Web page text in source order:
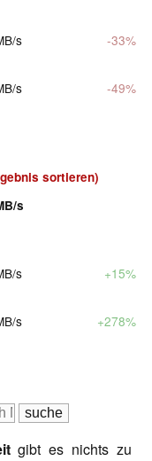
s -33%
s -49%
sortieren)
s
s +15%
s +278%
gibt es nichts zu